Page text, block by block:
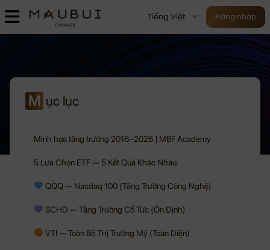
Tiếng Việt Đăng nhập
M ục lục
Minh họa tăng trưởng 2016–2026 | MBF Academy
5 Lựa Chọn ETF — 5 Kết Quả Khác Nhau
QQQ — Nasdaq 100 (Tăng Trưởng Công Nghệ)
SCHD — Tăng Trưởng Cổ Tức (Ổn Định)
VTI — Toàn Bộ Thị Trường Mỹ (Toàn Diện)